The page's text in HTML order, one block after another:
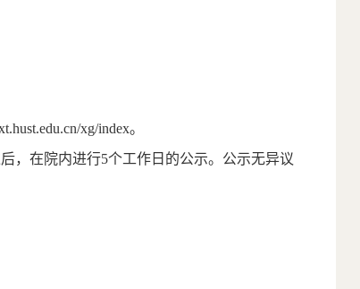
xg/index。
，在院内进行5个工作日的公示。公示无异议